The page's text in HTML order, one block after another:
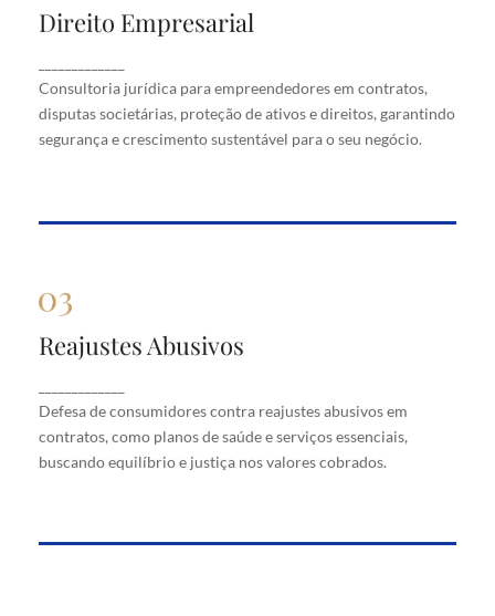
Direito Empresarial
Consultoria jurídica para empreendedores em contratos,
disputas societárias, proteção de ativos e direitos, garantindo
segurança e crescimento sustentável para o seu negócio.
Direito Empresarial
contratos, disputas societárias, proteção de ativos
e direitos, garantindo segurança e crescimento
sustentável para o seu negócio.
Reajustes Abusivos
Defesa de consumidores contra reajustes abusivos em
contratos, como planos de saúde e serviços essenciais,
buscando equilíbrio e justiça nos valores cobrados.
Reajustes Abusivos
em contratos, como planos de saúde e serviços
essenciais, buscando equilíbrio e justiça nos valores
cobrados.